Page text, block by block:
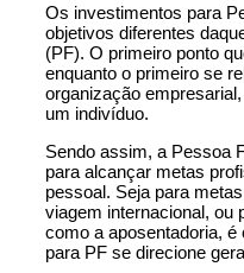
Os investimentos para
objetivos diferentes
(PF). O primeiro ponto
enquanto o primeiro se
organização
um indivíduo.
Sendo assim, a Pessoa
para alcançar metas
pessoal. Seja para
viagem internacional, ou
como a aposentadoria,
para PF se direcione